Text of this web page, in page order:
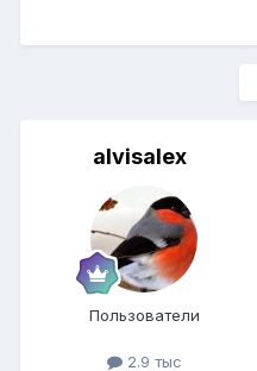
alvisalex
Пользователи
2.9 тыс